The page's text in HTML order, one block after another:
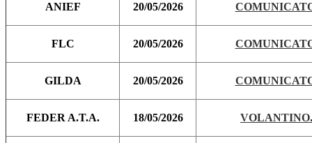
ANIEF 20/05/2026
FLC 20/05/2026
GILDA 20/05/2026
FEDER A.T.A. 18/05/2026